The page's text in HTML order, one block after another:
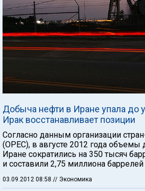
Добыча нефти в Иране упала до
Ирак восстанавливает позиции
Согласно данным организации
(OPEC), в августе 2012 года
Иране сократились на 350 тысяч
и составили 2,75 миллиона баррелей
03.09.2012 08:58 // Экономика